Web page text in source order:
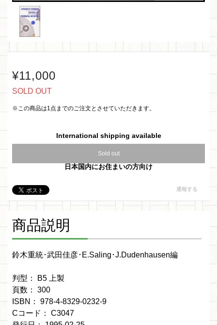
¥11,000
SOLD OUT
※この商品は1点までのご注文とさせていただきます。
International shipping available
Sold out
日本国内にお住まいの方向け
通報する
商品説明
鈴木重統･武田佳彦･E.Saling･J.Dudenhausen編
判型： B5 上製
頁数： 300
ISBN： 978-4-8329-0232-9
Cコード： C3047